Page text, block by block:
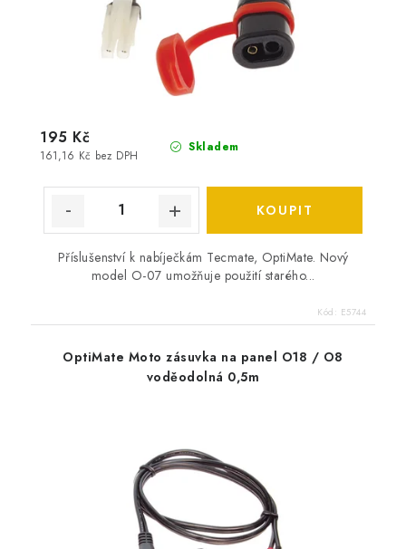
Skladem
161,16 Kč bez DPH
195 Kč
Příslušenství k nabíječkám Tecmate, OptiMate. Nový
model O-07 umožňuje použití starého...
Kód: E5744
OptiMate Moto zásuvka na panel O18 / O8
voděodolná 0,5m